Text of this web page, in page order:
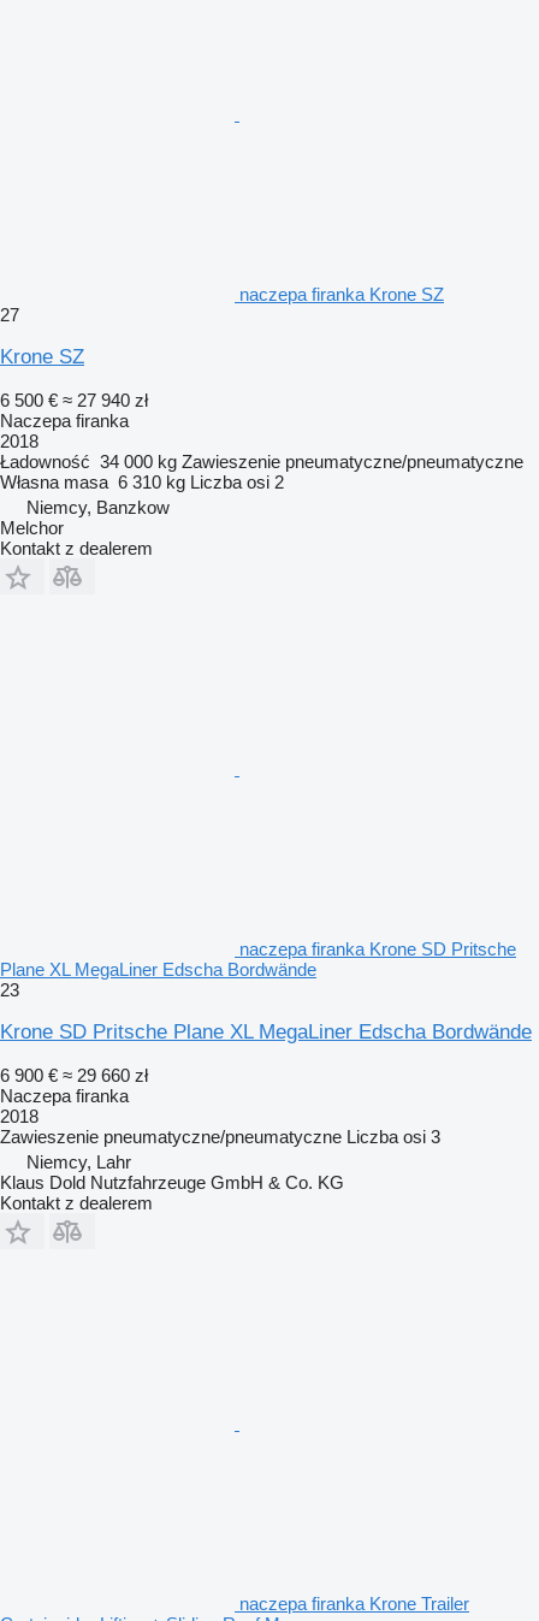
naczepa firanka Krone SZ
27
Krone SZ
6 500 € ≈ 27 940 zł
Naczepa firanka
2018
Ładowność 34 000 kg Zawieszenie pneumatyczne/pneumatyczne
Własna masa 6 310 kg Liczba osi 2
Niemcy, Banzkow
Melchor
Kontakt z dealerem
naczepa firanka Krone SD Pritsche
Plane XL MegaLiner Edscha Bordwände
23
Krone SD Pritsche Plane XL MegaLiner Edscha Bordwände
6 900 € ≈ 29 660 zł
Naczepa firanka
2018
Zawieszenie pneumatyczne/pneumatyczne Liczba osi 3
Niemcy, Lahr
Klaus Dold Nutzfahrzeuge GmbH & Co. KG
Kontakt z dealerem
naczepa firanka Krone Trailer